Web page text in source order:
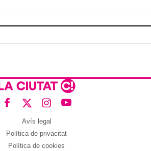
Avís legal
Política de privacitat
Política de cookies